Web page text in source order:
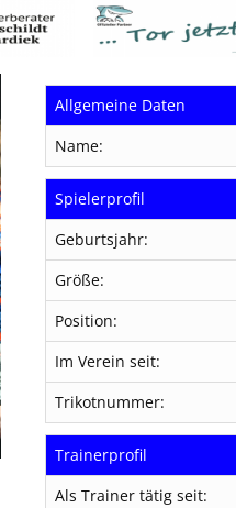
Allgemeine Daten
Name:
Spielerprofil
Geburtsjahr:
Größe:
Position:
Im Verein seit:
Trikotnummer:
Trainerprofil
Als Trainer tätig seit: